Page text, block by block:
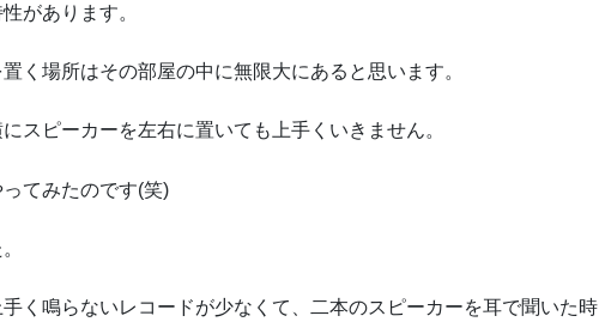
があります。
く場所はその部屋の中に無限大にあると思います。
スピーカーを左右に置いても上手くいきません。
てみたのです(笑)
く鳴らないレコードが少なくて、二本のスピーカーを耳で聞いた時